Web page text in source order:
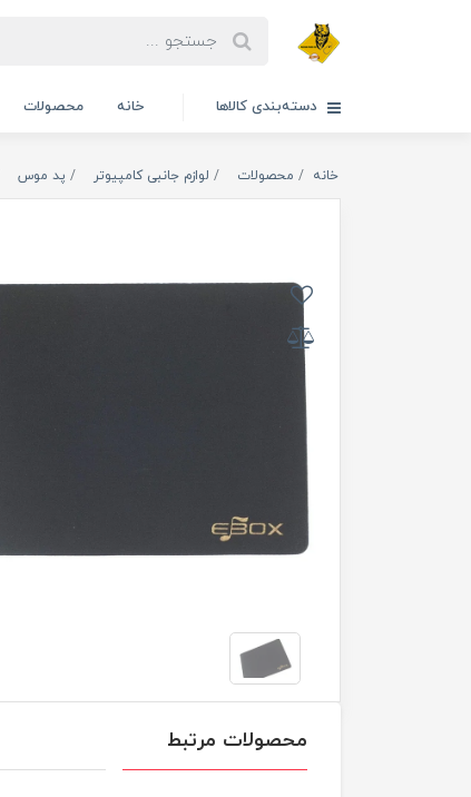
دسته‌بندی کالاها خانه محصولات
خانه محصولات لوازم جانبی کامپیوتر پد موس
محصولات مرتبط